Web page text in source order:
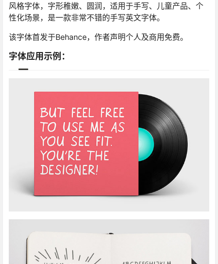
风格字体，字形稚嫩、圆润，适用于手写、儿童产品、个
性化场景，是一款非常不错的手写英文字体。
该字体首发于Behance，作者声明个人及商用免费。
字体应用示例：